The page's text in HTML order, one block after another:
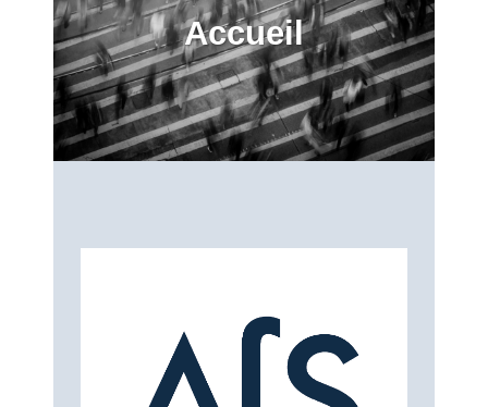
Accueil